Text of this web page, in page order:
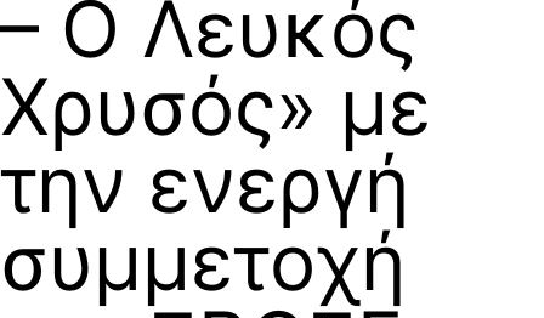
– Ο Λευκός
Χρυσός» με
την ενεργή
συμμετοχή